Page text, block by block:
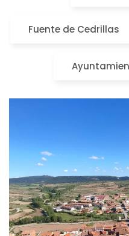
Fuente de Cedrillas